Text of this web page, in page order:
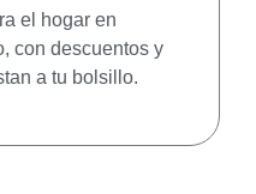
el hogar en
con descuentos y
a tu bolsillo.